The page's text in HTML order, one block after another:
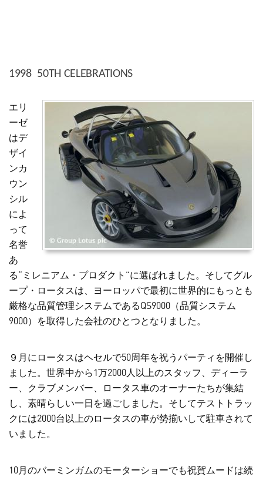
1998 50TH CELEBRATIONS
エリ
ーゼ
はデ
ザイ
ンカ
ウン
シル
によ
って
名誉
あ
る“ミレニアム・プロダクト”に選ばれました。そしてグル
ープ・ロータスは、ヨーロッパで最初に世界的にもっとも
厳格な品質管理システムであるQS9000（品質システム
9000）を取得した会社のひとつとなりました。
９月にロータスはヘセルで50周年を祝うパーティを開催し
ました。世界中から1万2000人以上のスタッフ、ディーラ
ー、クラブメンバー、ロータス車のオーナーたちが集結
し、素晴らしい一日を過ごしました。そしてテストトラッ
クには2000台以上のロータスの車が勢揃いして駐車されて
いました。
10月のバーミンガムのモーターショーでも祝賀ムードは続